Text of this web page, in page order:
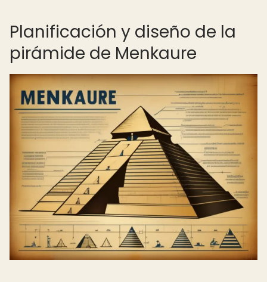
Planificación y diseño de la
pirámide de Menkaure